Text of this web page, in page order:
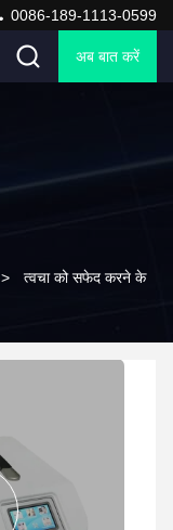
0086-189-1113-0599
अब बात करें
> त्वचा को सफेद करने के